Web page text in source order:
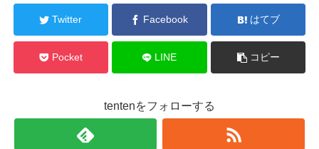
Twitter Facebook はてブ
Pocket LINE コピー
tentenをフォローする